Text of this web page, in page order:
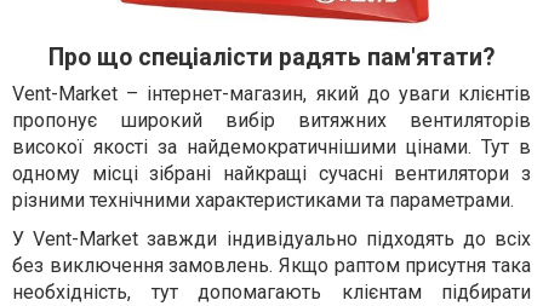
Про що спеціалісти радять пам'ятати?
Vent-Market – інтернет-магазин, який до уваги клієнтів
пропонує широкий вибір витяжних вентиляторів
високої якості за найдемократичнішими цінами. Тут в
одному місці зібрані найкращі сучасні вентилятори з
різними технічними характеристиками та параметрами.
У Vent-Market завжди індивідуально підходять до всіх
без виключення замовлень. Якщо раптом присутня така
необхідність, тут допомагають клієнтам підбирати